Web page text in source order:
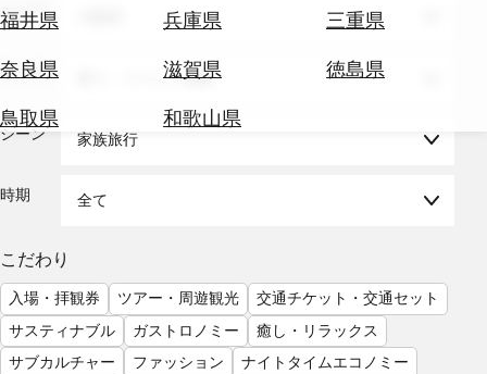
福井県
兵庫県
三重県
奈良県
滋賀県
徳島県
鳥取県
和歌山県
券
テ
を
る
気
を
見
る
エリア
テーマ 祭り・イベント体験
シーン 家族旅行
時期 全て
こだわり
入場・拝観券 ツアー・周遊観光
交通チケット・交通セット
サスティナブル
ガストロノミー
癒し・リラックス
サブカルチャー
ファッション
ナイトタイムエコノミー